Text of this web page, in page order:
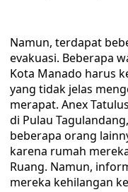
Namun, terdapat
evakuasi. Beberapa
Kota Manado harus
yang tidak jelas
merapat. Anex
di Pulau
beberapa orang
karena rumah
Ruang. Namun,
mereka kehilangan